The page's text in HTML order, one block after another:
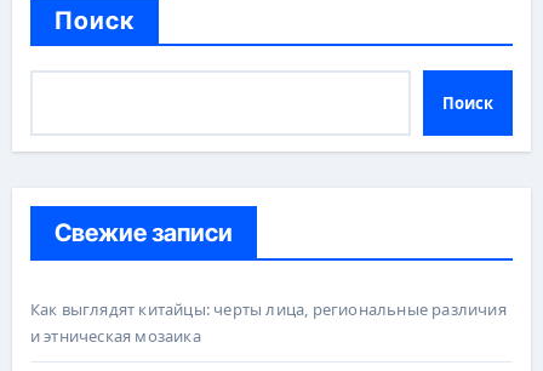
Поиск
Поиск
Свежие записи
Как выглядят китайцы: черты лица, региональные различия
и этническая мозаика